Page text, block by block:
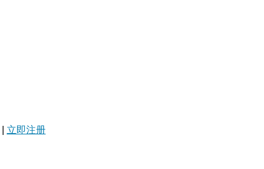
立即注册